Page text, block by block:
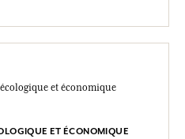
ET ÉCONOMIQUE